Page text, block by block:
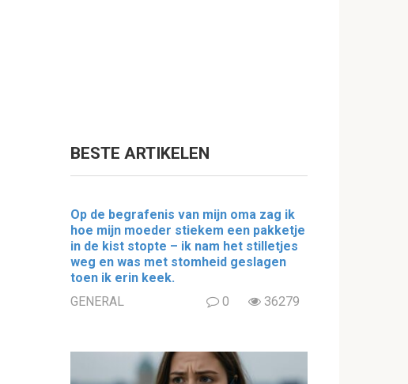
BESTE ARTIKELEN
Op de begrafenis van mijn oma zag ik
hoe mijn moeder stiekem een pakketje
in de kist stopte – ik nam het stilletjes
weg en was met stomheid geslagen
toen ik erin keek.
GENERAL
0 36279